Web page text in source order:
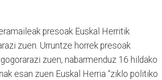
presoak Euskal Herritik
zuen. Urruntze horrek presoak
zuen, nabarmenduz 16 hildako
esan zuen Euskal Herria “ziklo politiko